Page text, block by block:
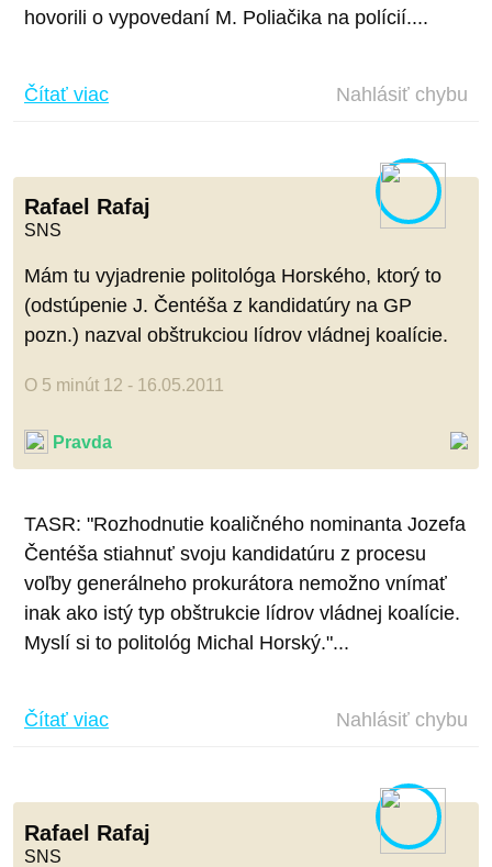
hovorili o vypovedaní M. Poliačika na polícií....
Čítať viac Nahlásiť chybu
Rafael Rafaj
SNS
Mám tu vyjadrenie politológa Horského, ktorý to
(odstúpenie J. Čentéša z kandidatúry na GP
pozn.) nazval obštrukciou lídrov vládnej koalície.
O 5 minút 12 - 16.05.2011
Pravda
TASR: "Rozhodnutie koaličného nominanta Jozefa
Čentéša stiahnuť svoju kandidatúru z procesu
voľby generálneho prokurátora nemožno vnímať
inak ako istý typ obštrukcie lídrov vládnej koalície.
Myslí si to politológ Michal Horský."...
Čítať viac Nahlásiť chybu
Rafael Rafaj
SNS